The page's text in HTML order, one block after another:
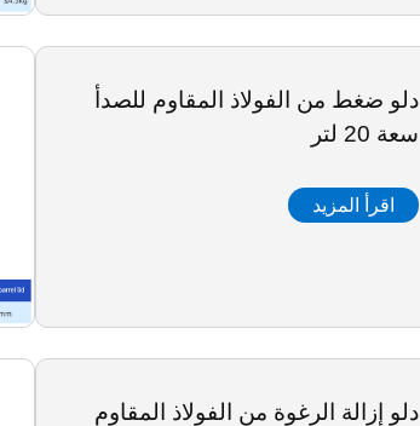
دلو ضغط من الفولاذ المقاوم للصدأ
سعة 20 لتر
اقرأ المزيد
دلو إزالة الرغوة من الفولاذ المقاوم